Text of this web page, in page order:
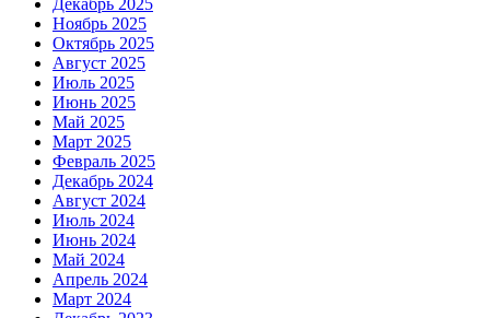
Декабрь 2025
Ноябрь 2025
Октябрь 2025
Август 2025
Июль 2025
Июнь 2025
Май 2025
Март 2025
Февраль 2025
Декабрь 2024
Август 2024
Июль 2024
Июнь 2024
Май 2024
Апрель 2024
Март 2024